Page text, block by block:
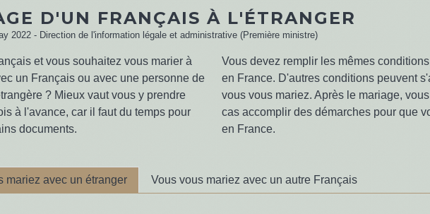
D'UN FRANÇAIS À L'ÉTRANGER
2022 - Direction de l'information légale et administrative (Première ministre)
et vous souhaitez vous marier à
un Français ou avec une personne de
? Mieux vaut vous y prendre
à l'avance, car il faut du temps pour
documents.
Vous devez remplir les mêmes
en France. D'autres conditions peuvent
vous vous mariez. Après le mariage,
cas accomplir des démarches pour que
en France.
mariez avec un étranger Vous vous mariez avec un autre Français